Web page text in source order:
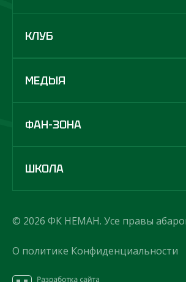
КЛУБ
МЕДЫЯ
ФАН-ЗОНА
ШКОЛА
© 2026 ФК НЕМАН. Усе правы
О политике Конфиденциальности